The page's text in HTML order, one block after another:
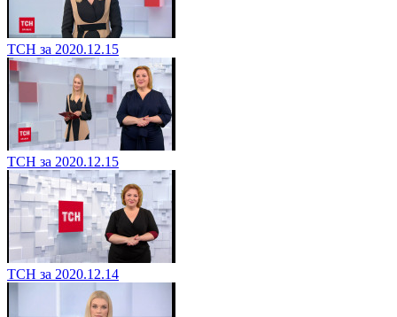
ТСН за 2020.12.15
ТСН за 2020.12.15
ТСН за 2020.12.14